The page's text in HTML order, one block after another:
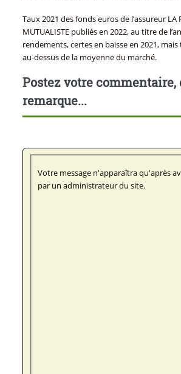
Taux 2021 des fonds euros de l’assureur LA
MUTUALISTE publiés en 2022, au titre de
rendements, certes en baisse en 2021,
au-dessus de la moyenne du marché.
Postez votre commentaire,
remarque...
Votre message n'apparaîtra qu'après
par un administrateur du site.